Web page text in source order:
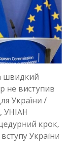
швидкий
не виступив
України /
УНІАН
крок,
України